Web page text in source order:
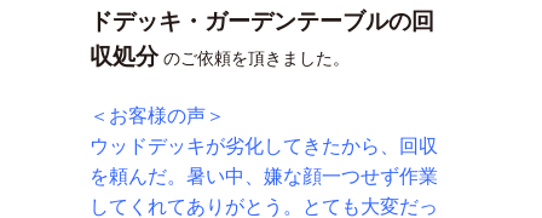
ドデッキ・ガーデンテーブルの回
収処分のご依頼を頂きました。
＜お客様の声＞
ウッドデッキが劣化してきたから、回収
を頼んだ。暑い中、嫌な顔一つせず作業
してくれてありがとう。とても大変だっ